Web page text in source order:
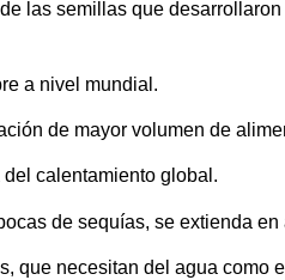
las semillas que
a nivel mundial.
de mayor volumen de
calentamiento global.
de sequías, se extienda
que necesitan del agua como